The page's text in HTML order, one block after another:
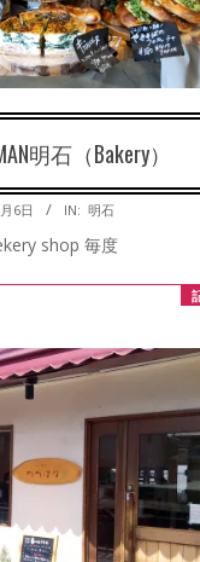
明石（Bakery）
6日 IN: 明石
shop 毎度